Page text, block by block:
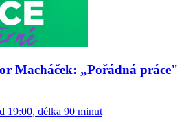
Macháček: „Pořádná práce"
19:00, délka 90 minut